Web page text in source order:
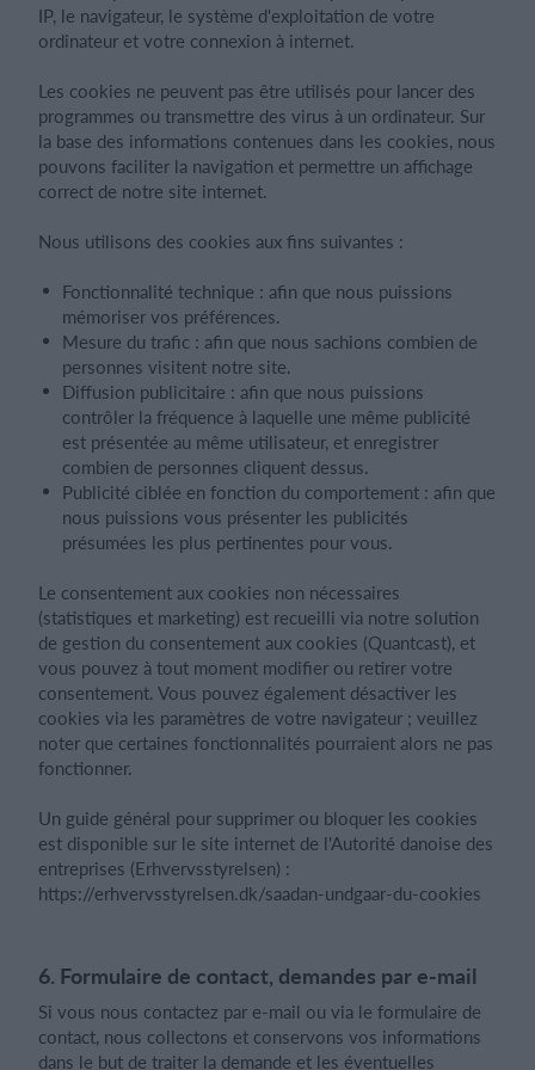
IP, le navigateur, le système d'exploitation de votre
ordinateur et votre connexion à internet.
Les cookies ne peuvent pas être utilisés pour lancer des
programmes ou transmettre des virus à un ordinateur. Sur
la base des informations contenues dans les cookies, nous
pouvons faciliter la navigation et permettre un affichage
correct de notre site internet.
Nous utilisons des cookies aux fins suivantes :
Fonctionnalité technique : afin que nous puissions
mémoriser vos préférences.
Mesure du trafic : afin que nous sachions combien de
personnes visitent notre site.
Diffusion publicitaire : afin que nous puissions
contrôler la fréquence à laquelle une même publicité
est présentée au même utilisateur, et enregistrer
combien de personnes cliquent dessus.
Publicité ciblée en fonction du comportement : afin que
nous puissions vous présenter les publicités
présumées les plus pertinentes pour vous.
Le consentement aux cookies non nécessaires
(statistiques et marketing) est recueilli via notre solution
de gestion du consentement aux cookies (Quantcast), et
vous pouvez à tout moment modifier ou retirer votre
consentement. Vous pouvez également désactiver les
cookies via les paramètres de votre navigateur ; veuillez
noter que certaines fonctionnalités pourraient alors ne pas
fonctionner.
Un guide général pour supprimer ou bloquer les cookies
est disponible sur le site internet de l'Autorité danoise des
entreprises (Erhvervsstyrelsen) :
https://erhvervsstyrelsen.dk/saadan-undgaar-du-cookies
6. Formulaire de contact, demandes par e-mail
Si vous nous contactez par e-mail ou via le formulaire de
contact, nous collectons et conservons vos informations
dans le but de traiter la demande et les éventuelles